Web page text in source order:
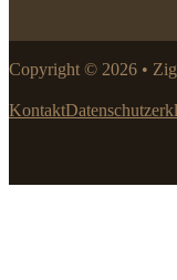
Copyright © 2026 •
Kontakt